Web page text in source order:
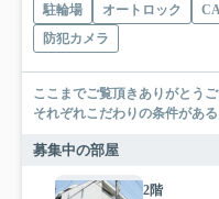
駐輪場 オートロック
防犯カメラ
ここまでご覧頂きありがとうございます。 お部屋探
それぞれこだわりの条件があ
募集中の部屋
2階